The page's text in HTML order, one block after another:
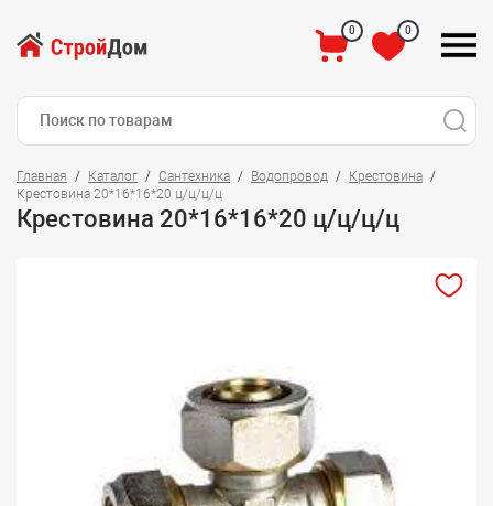
0 0
Главная Каталог Сантехника Водопровод
Крестовина
Крестовина 20*16*16*20 ц/ц/ц/ц
Крестовина 20*16*16*20 ц/ц/ц/ц